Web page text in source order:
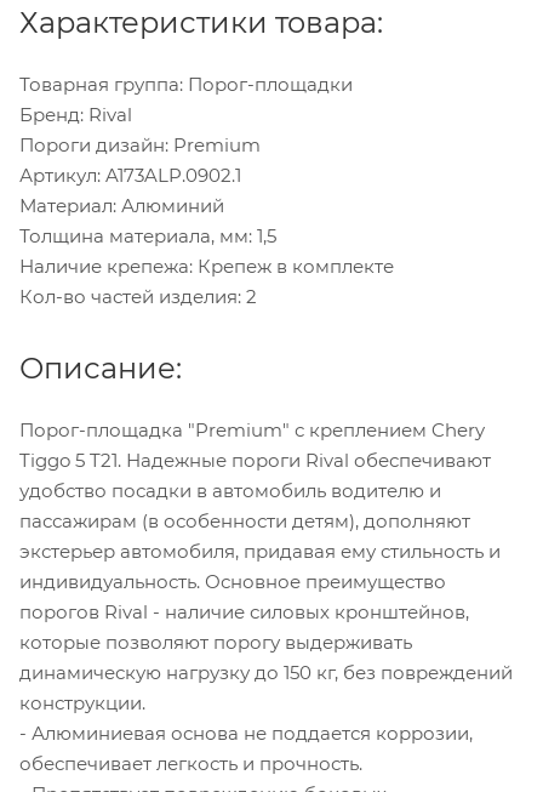
Характеристики товара:
Товарная группа: Порог-площадки
Бренд: Rival
Пороги дизайн: Premium
Артикул: A173ALP.0902.1
Материал: Алюминий
Толщина материала, мм: 1,5
Наличие крепежа: Крепеж в комплекте
Кол-во частей изделия: 2
Описание:
Порог-площадка "Premium" с креплением Chery
Tiggo 5 T21. Надежные пороги Rival обеспечивают
удобство посадки в автомобиль водителю и
пассажирам (в особенности детям), дополняют
экстерьер автомобиля, придавая ему стильность и
индивидуальность. Основное преимущество
порогов Rival - наличие силовых кронштейнов,
которые позволяют порогу выдерживать
динамическую нагрузку до 150 кг, без повреждений
конструкции.
- Алюминиевая основа не поддается коррозии,
обеспечивает легкость и прочность.